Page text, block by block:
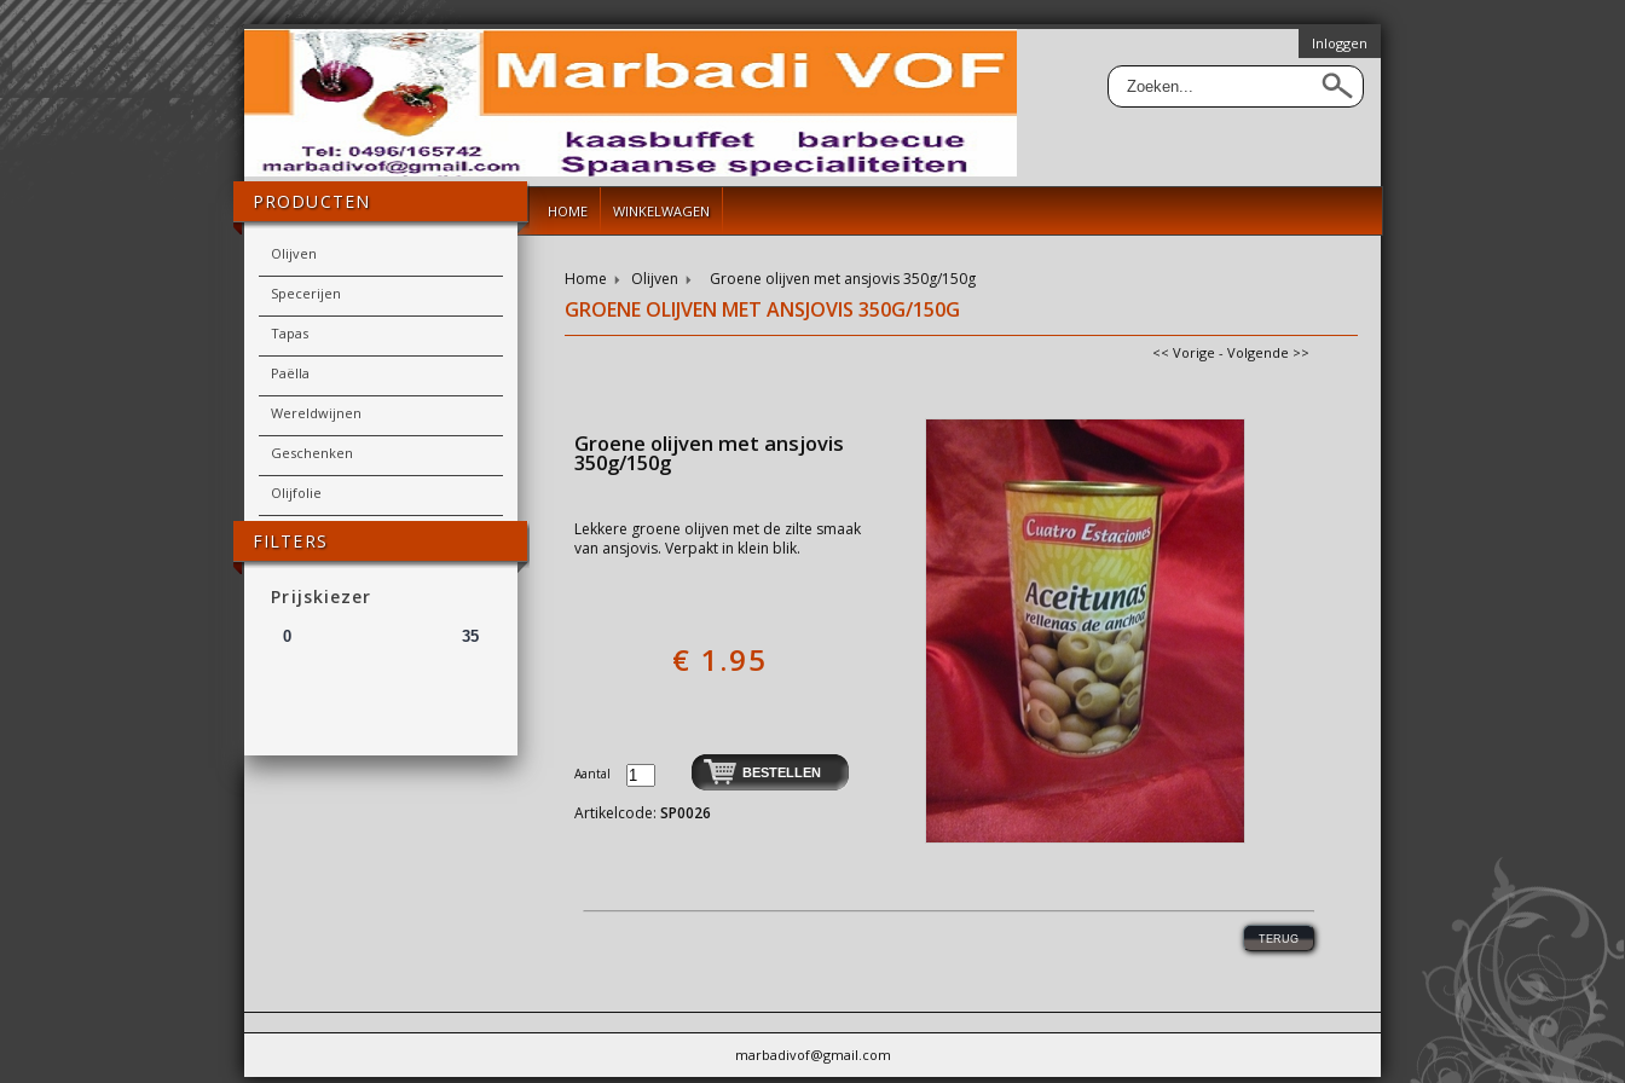
Inloggen
HOME WINKELWAGEN
PRODUCTEN
Olijven
Specerijen
Tapas
Paëlla
Wereldwijnen
Geschenken
Olijfolie
FILTERS
Prijskiezer
Home Olijven Groene olijven met ansjovis 350g/150g
GROENE OLIJVEN MET ANSJOVIS 350G/150G
<< Vorige -Volgende >>
Groene olijven met ansjovis
350g/150g
Lekkere groene olijven met de zilte smaak
van ansjovis. Verpakt in klein blik.
€ 1.95
Aantal
Artikelcode:SP0026
marbadivof@gmail.com